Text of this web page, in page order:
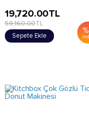
%
19,720.00TL
59,160.00TL
Sepete Ekle